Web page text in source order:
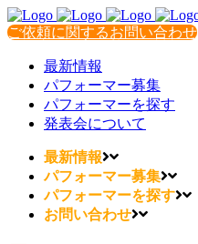
ご依頼に関するお問い合わせ
最新情報
パフォーマー募集
パフォーマーを探す
発表会について
最新情報
パフォーマー募集
パフォーマーを探す
お問い合わせ